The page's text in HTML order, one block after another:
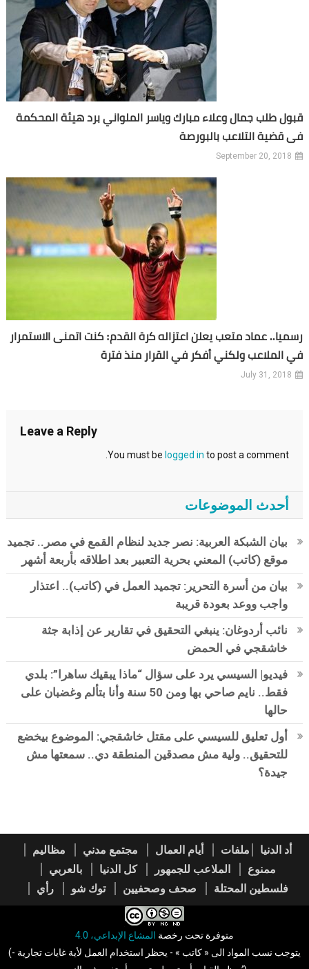
قبول طلب جمال وعلاء مبارك وياسر الملواني برد هيئة المحكمة
فى قضية التلاعب بالبورصة
September 20, 2018
رسميا.. عماد متعب يعلن اعتزاله كرة القدم: كنت اتمنى الاستمرار
في الملاعب ولكني أفكر في القرار منذ فترة
July 31, 2018
Leave a Reply
You must be logged in to post a comment.
أحدث الموضوعات
بيان الشبكة العربية: نصر جديد لنظام القمع في مصر.. تجميد
موقع (كاتب) المعني بحرية التعبير بعد اطلاقه بأربعة أشهر
بيان من أسرة التحرير: تجميد العمل في (كاتب).. اعتذار
واجب ووعد بعودة قريبة
نائب أردوغان: ينبغي التحقيق في تقارير عن إذابة جثة
خاشقجي في الحمض
فيديو| السيسي يرد على سؤال “ماذا يبقيك ساهرا”: بلدي
فقط.. نايم صاحي بها ومن 50 سنة وأنا بتألم وغضبان على
حالها
أول تعليق للسيسي على مقتل خاشقجي: الموضوع بيخضع
للتحقيق.. ولية مش مصدقين المنطقة دي.. سمعتها مش
جيدة؟
أد الدنيا ملفات أيام العمال مجتمع مدني
مظاليم
ممنوع
الملاعب للجمهور كل الدنيا
بالعربي
فلسطين المحتلة
صحف وصحفيين توك شو رأي
متوفرة تحت رخصة المشاع الإبداعي، 4.0
(يتوجب نسب المواد الى « كاتب » - يحظر استخدام العمل لأية غايات تجارية -